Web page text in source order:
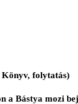
Könyv, folytatás)
a Bástya mozi